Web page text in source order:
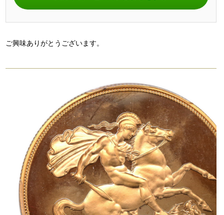
ご興味ありがとうございます。